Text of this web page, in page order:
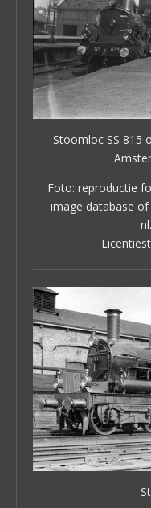
Stoomloc SS 815
Foto: reproductie
image database